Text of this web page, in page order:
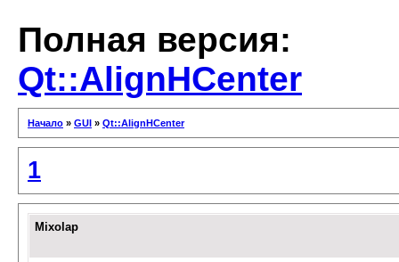
Полная версия:
Qt::AlignHCenter
Начало » GUI » Qt::AlignHCenter
1
Mixolap